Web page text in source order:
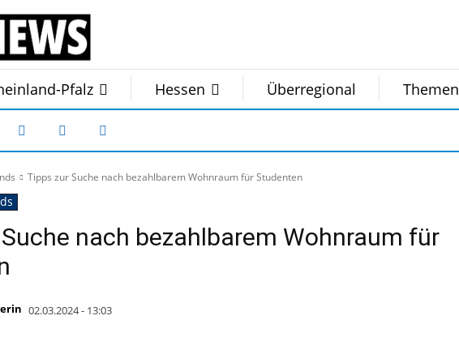
Pfalz Hessen Überregional Themen
Tipps zur Suche nach bezahlbarem Wohnraum für Studenten
nach bezahlbarem Wohnraum für
02.03.2024 - 13:03